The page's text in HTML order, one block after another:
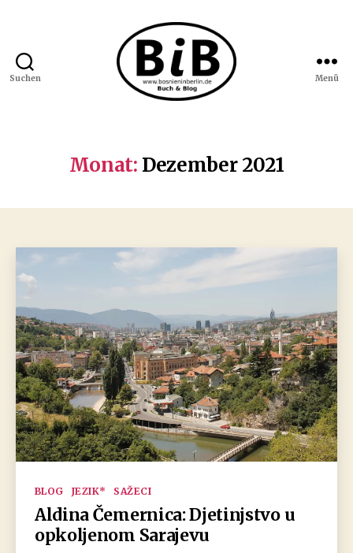
Suchen Menü
Monat: Dezember 2021
Kategorien
BLOG JEZIK* SAŽECI
Aldina Čemernica: Djetinjstvo u
opkoljenom Sarajevu